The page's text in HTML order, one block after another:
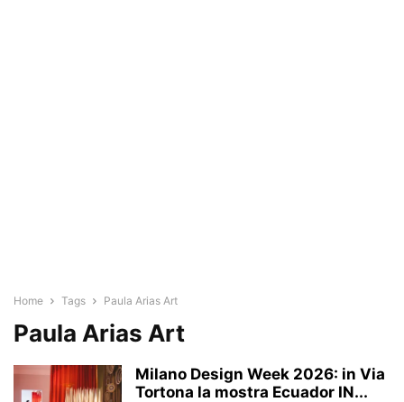
Home Tags Paula Arias Art
Paula Arias Art
Milano Design Week 2026: in Via
Tortona la mostra Ecuador IN...